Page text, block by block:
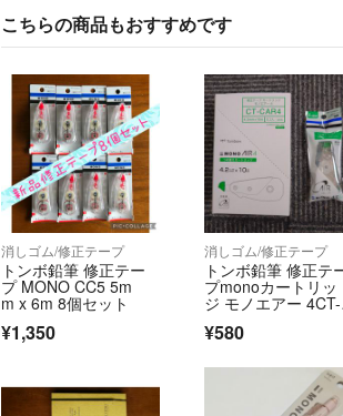
こちらの商品もおすすめです
消しゴム/修正テープ
トンボ鉛筆 修正テー
プ MONO CC5 5m
m x 6m 8個セット
¥1,350
消しゴム/修正テープ
トンボ鉛筆 修正テ
プmonoカートリッ
ジ モノエアー 4CT-
R4
¥580